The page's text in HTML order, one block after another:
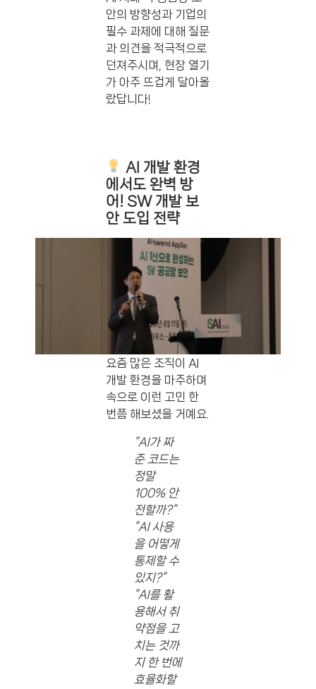
안의 방향성과 기업의
필수 과제에 대해 질문
과 의견을 적극적으로
던져주시며, 현장 열기
가 아주 뜨겁게 달아올
랐답니다!
AI 개발 환경
에서도 완벽 방
어! SW 개발 보
안 도입 전략
요즘 많은 조직이 AI
개발 환경을 마주하며
속으로 이런 고민 한
번쯤 해보셨을 거예요.
“AI가 짜
준 코드는
정말
100% 안
전할까?”
“AI 사용
을 어떻게
통제할 수
있지?”
“AI를 활
용해서 취
약점을 고
치는 것까
지 한 번에
효율화할